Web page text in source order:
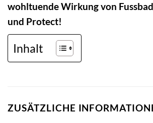
wohltuende Wirkung von
und Protect!
Inhalt
ZUSÄTZLICHE